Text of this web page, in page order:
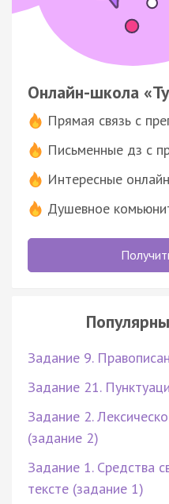
Онлайн-школа
Прямая связь с
Письменные дз с
Интересные
Душевное
Задание 9.
Задание 21.
Задание 2.
(задание 2)
Задание 1. Средства
тексте (задание 1)